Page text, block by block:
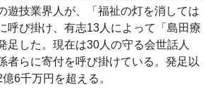
遊技業界人が、「福祉の灯を消しては
呼び掛け、有志13人によって「島田療
足した。現在は30人の守る会世話人
者らに寄付を呼び掛けている。発足以
6千万円を超える。